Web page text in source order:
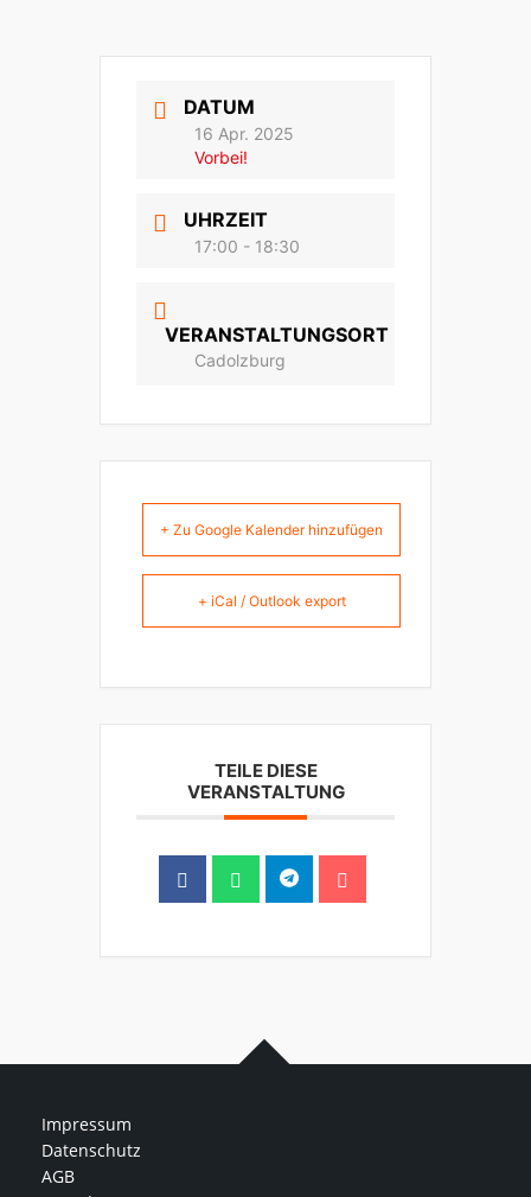
DATUM
16 Apr. 2025
Vorbei!
UHRZEIT
17:00 - 18:30
VERANSTALTUNGSORT
Cadolzburg
+ Zu Google Kalender hinzufügen
+ iCal / Outlook export
TEILE DIESE
VERANSTALTUNG
Impressum
Datenschutz
AGB